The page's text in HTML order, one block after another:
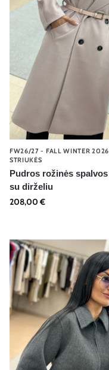
FW26/27 - FALL WINTER
STRIUKĖS
Pudros rožinės
su dirželiu
208,00 €